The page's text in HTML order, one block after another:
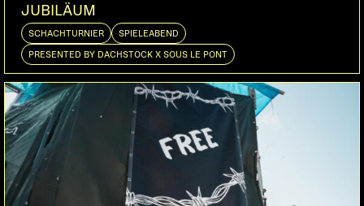
JUBILÄUM
SCHACHTURNIER SPIELEABEND
PRESENTED BY DACHSTOCK X SOUS LE PONT